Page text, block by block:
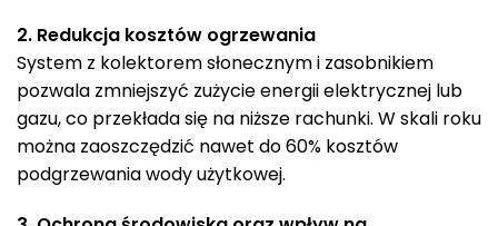
2. Redukcja kosztów ogrzewania
System z kolektorem słonecznym i zasobnikiem
pozwala zmniejszyć zużycie energii elektrycznej lub
gazu, co przekłada się na niższe rachunki. W skali roku
można zaoszczędzić nawet do 60% kosztów
podgrzewania wody użytkowej.